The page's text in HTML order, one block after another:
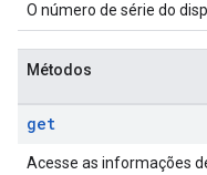
O número de série do
Métodos
get
Acesse as informações